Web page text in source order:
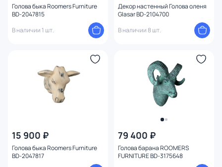
Голова быка Roomers Furniture
BD-2047815
В наличии 1 шт.
Декор настенный Голова оленя
Glasar BD-2104700
В наличии 8 шт.
15 900 ₽
Голова быка Roomers Furniture
BD-2047817
79 400 ₽
Голова барана ROOMERS
FURNITURE BD-3175648
Цвет
Материал
Длина (см)